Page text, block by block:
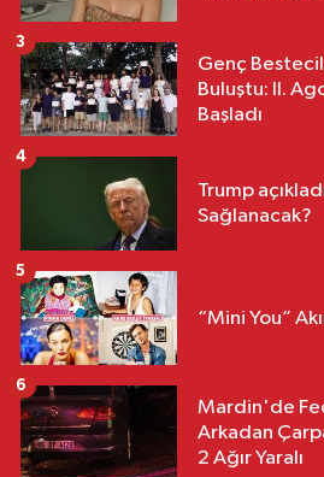
Genç
Buluştu: II.
Başladı
3
Trump
Sağlanacak?
4
“Mini You”
5
Mardin'de
Arkadan
2 Ağır Yaralı
6